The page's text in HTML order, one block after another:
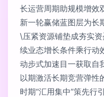
长运营周期助规模增效
新一轮赢储蓝图层为长
\压紧资源铺垫成夯实
续业态增长条件乘行动
动步式加速目一获取自
以期激活长期竞营弹性
时期“汇用集中”策先行